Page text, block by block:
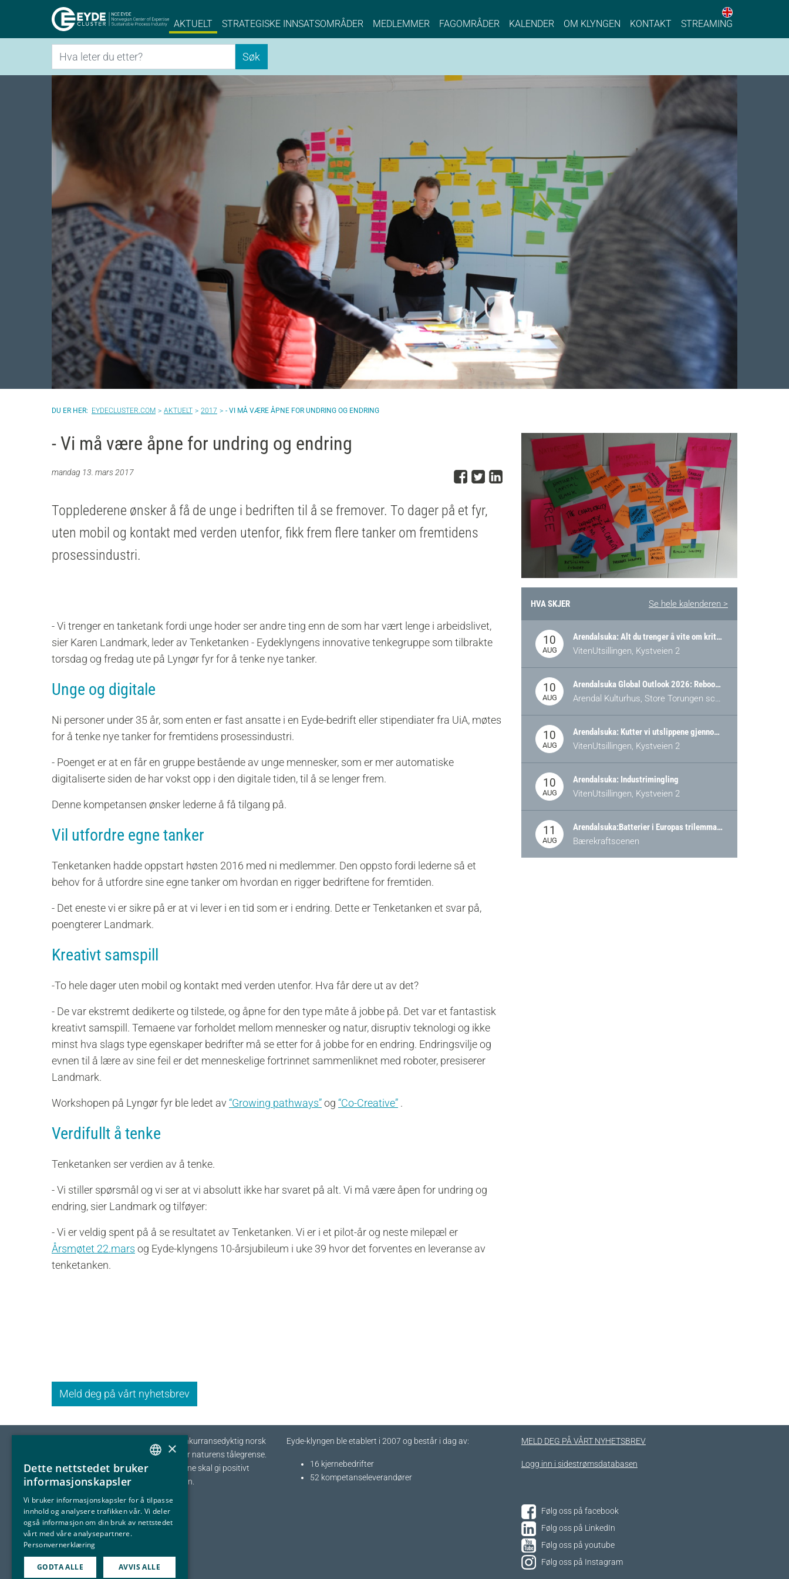
Eyde-Cluster | NCE EYDE, Norwegian Center of Expertise, Sustainable Process Industry
AKTUELT STRATEGISKE INNSATSOMRÅDER MEDLEMMER FAGOMRÅDER KALENDER OM KLYNGEN KONTAKT STREAMING
English
Søk Søk
EYDECLUSTER.COM AKTUELT 2017 - VI MÅ VÆRE ÅPNE FOR UNDRING OG ENDRING
- Vi må være åpne for undring og endring
mandag 13. mars 2017 Del på Facebook
Del på Twitter
Del på LinkedIn
Topplederene ønsker å få de unge i bedriften til å se fremover. To dager på et fyr,
uten mobil og kontakt med verden utenfor, fikk frem flere tanker om fremtidens
prosessindustri.
- Vi trenger en tanketank fordi unge hoder ser andre ting enn de som har vært lenge i arbeidslivet,
sier Karen Landmark, leder av Tenketanken - Eydeklyngens innovative tenkegruppe som tilbrakte
torsdag og fredag ute på Lyngør fyr for å tenke nye tanker.
Unge og digitale
Ni personer under 35 år, som enten er fast ansatte i en Eyde-bedrift eller stipendiater fra UiA, møtes
for å tenke nye tanker for fremtidens prosessindustri.
- Poenget er at en får en gruppe bestående av unge mennesker, som er mer automatiske
digitaliserte siden de har vokst opp i den digitale tiden, til å se lenger frem.
Denne kompetansen ønsker lederne å få tilgang på.
Vil utfordre egne tanker
Tenketanken hadde oppstart høsten 2016 med ni medlemmer. Den oppsto fordi lederne så et
behov for å utfordre sine egne tanker om hvordan en rigger bedriftene for fremtiden.
- Det eneste vi er sikre på er at vi lever i en tid som er i endring. Dette er Tenketanken et svar på,
poengterer Landmark.
Kreativt samspill
-To hele dager uten mobil og kontakt med verden utenfor. Hva får dere ut av det?
- De var ekstremt dedikerte og tilstede, og åpne for den type måte å jobbe på. Det var et fantastisk
kreativt samspill. Temaene var forholdet mellom mennesker og natur, disruptiv teknologi og ikke
minst hva slags type egenskaper bedrifter må se etter for å jobbe for en endring. Endringsvilje og
evnen til å lære av sine feil er det menneskelige fortrinnet sammenliknet med roboter, presiserer
Landmark.
Workshopen på Lyngør fyr ble ledet av“Growing pathways”og “Co-Creative” .
Verdifullt å tenke
Tenketanken ser verdien av å tenke.
- Vi stiller spørsmål og vi ser at vi absolutt ikke har svaret på alt. Vi må være åpen for undring og
endring, sier Landmark og tilføyer:
- Vi er veldig spent på å se resultatet av Tenketanken. Vi er i et pilot-år og neste milepæl er
Årsmøtet 22.mars og Eyde-klyngens 10-årsjubileum i uke 39 hvor det forventes en leveranse av
tenketanken.
Meld deg på vårt nyhetsbrev
HVA SKJER Se hele kalenderen >
10
AUG
Arendalsuka: Alt du trenger å vite om kritiske og strategiske verdikjeder i Norge
VitenUtsillingen, Kystveien 2
10
AUG
Arendalsuka Global Outlook 2026: Rebooting Democracy for a New World Order
Arendal Kulturhus, Store Torungen scene
10
AUG
Arendalsuka: Kutter vi utslippene gjennom omstilling – eller tap av industri?
VitenUtsillingen, Kystveien 2
10
AUG
Arendalsuka: Industrimingling
VitenUtsillingen, Kystveien 2
11
AUG
Arendalsuka:Batterier i Europas trilemma: Energisikkerhet, konkurransekraft og bærekraft (Battery Norway-arrangement)
Bærekraftscenen
Eyde-klyngen skal sikre tilvekst og konkurransedyktig norsk
prosessindustri som opererer innenfor naturens tålegrense.
I fellesskap streber vi etter at bedriftene skal gi positivt
bidrag tilbake til samfunnet og naturen.
Eyde-klyngen ble etablert i 2007 og består i dag av:
16 kjernebedrifter​
52 kompetanseleverandører
MELD DEG PÅ VÅRT NYHETSBREV
Logg inn i sidestrømsdatabasen
Følg oss på facebook
Følg oss på LinkedIn
Følg oss på youtube
Følg oss på Instagram
NORWEGIAN
×
Dette nettstedet bruker
informasjonskapsler
Vi bruker informasjonskapsler for å tilpasse
innhold og analysere trafikken vår. Vi deler
også informasjon om din bruk av nettstedet
vårt med våre analysepartnere.
Personvernerklæring
GODTA ALLE AVVIS ALLE